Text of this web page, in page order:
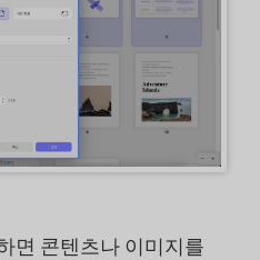
면 콘텐츠나 이미지를